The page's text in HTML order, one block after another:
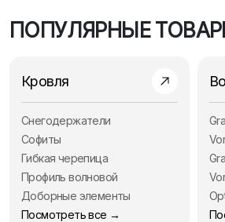
ПОПУЛЯРНЫЕ
Кровля
Снегодержатели
Софиты
Гибкая черепица
Профиль волновой
Доборные элементы
Посмотреть все →